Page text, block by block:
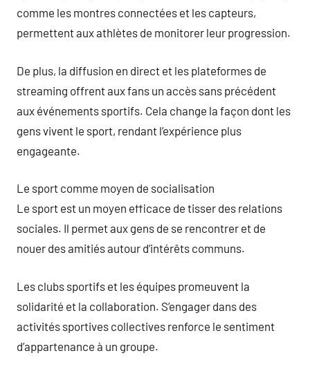
comme les montres connectées et les capteurs,
permettent aux athlètes de monitorer leur progression.
De plus, la diffusion en direct et les plateformes de
streaming offrent aux fans un accès sans précédent
aux événements sportifs. Cela change la façon dont les
gens vivent le sport, rendant l’expérience plus
engageante.
Le sport comme moyen de socialisation
Le sport est un moyen efficace de tisser des relations
sociales. Il permet aux gens de se rencontrer et de
nouer des amitiés autour d’intérêts communs.
Les clubs sportifs et les équipes promeuvent la
solidarité et la collaboration. S’engager dans des
activités sportives collectives renforce le sentiment
d’appartenance à un groupe.